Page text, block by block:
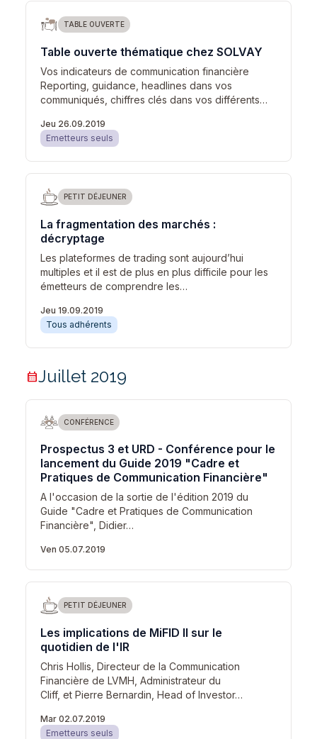
TABLE OUVERTE
Table ouverte thématique chez SOLVAY
Vos indicateurs de communication financière
Reporting, guidance, headlines dans vos
communiqués, chiffres clés dans vos différents…
Jeu 26.09.2019
Emetteurs seuls
PETIT DÉJEUNER
La fragmentation des marchés :
décryptage
Les plateformes de trading sont aujourd’hui
multiples et il est de plus en plus difficile pour les
émetteurs de comprendre les…
Jeu 19.09.2019
Tous adhérents
calendar_monthJuillet 2019
CONFÉRENCE
Prospectus 3 et URD - Conférence pour le
lancement du Guide 2019 "Cadre et
Pratiques de Communication Financière"
A l'occasion de la sortie de l'édition 2019 du
Guide "Cadre et Pratiques de Communication
Financière", Didier…
Ven 05.07.2019
PETIT DÉJEUNER
Les implications de MiFID II sur le
quotidien de l'IR
Chris Hollis, Directeur de la Communication
Financière de LVMH, Administrateur du
Cliff, et Pierre Bernardin, Head of Investor…
Mar 02.07.2019
Emetteurs seuls